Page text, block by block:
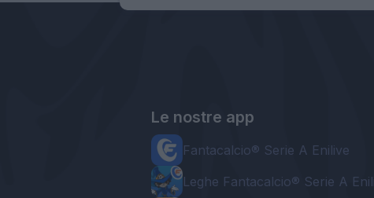
Le nostre app
Fantacalcio® Serie A Enilive
Leghe Fantacalcio® Serie A